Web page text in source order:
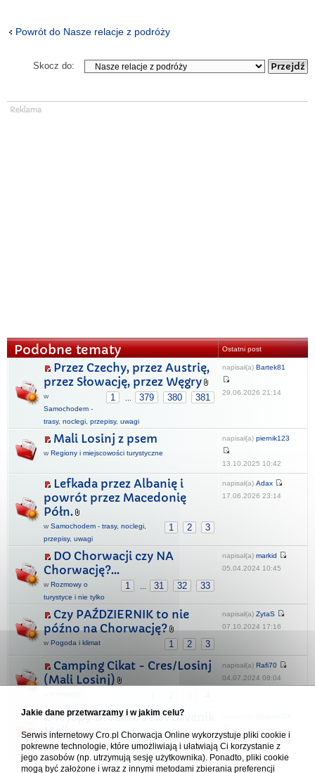
Powrót do Nasze relacje z podróży
Skocz do:
Podobne tematy Ostatni post
Przez Czechy, przez Austrię,
przez Słowację, przez Węgry
1 379 380 381
w
Samochodem -
trasy, noclegi, przepisy, uwagi
napisał(a) Bartek81
29.06.2026 21:14
Mali Losinj z psem
w Regiony i miejscowości turystyczne
napisał(a) piernik123
13.10.2025 10:42
Lefkada przez Albanię i
powrót przez Macedonię
Półn.
1 2 3
w Samochodem - trasy, noclegi,
przepisy, uwagi
napisał(a) Adax
17.06.2026 23:14
DO Chorwacji czy NA
Chorwację?...
1 31 32 33
w Rozmowy o
turystyce i nie tylko
napisał(a) markid
05.04.2024 10:45
Czy PAŹDZIERNIK to nie
późno na Chorwację?
1 2 3
w Pogoda i klimat
napisał(a) ZytaS
07.10.2024 17:16
Camping Cikat - Cres/Losinj
(Mali Losinj)
napisał(a) Rafi70
04.07.2024 08:04
Wyspy Drvenik Veli i Drvenik
Mali
1 2
wRegiony i miejscowości turystyczne 07.01.2022 23:29
Jakie dane przetwarzamy i w jakim celu?
Serwis internetowy Cro.pl Chorwacja Online wykorzystuje pliki cookie i
pokrewne technologie, które umożliwiają i ułatwiają Ci korzystanie z
jego zasobów (np. utrzymują sesję użytkownika). Ponadto, pliki cookie
mogą być założone i wraz z innymi metodami zbierania preferencji